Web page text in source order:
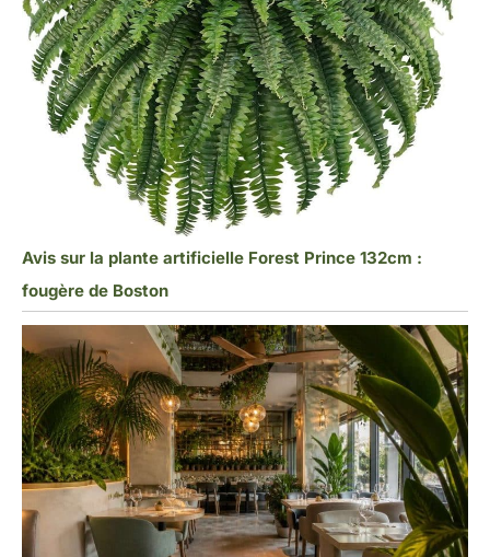
Avis sur la plante artificielle Forest Prince 132cm :
fougère de Boston